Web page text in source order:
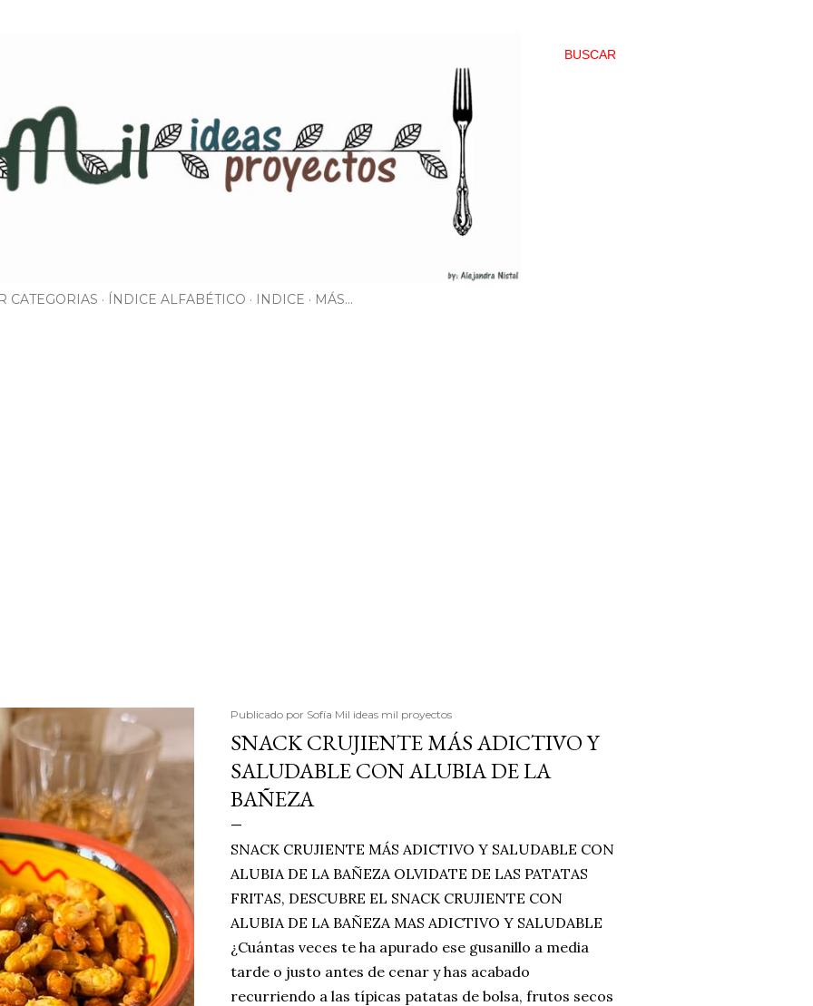
BUSCAR
CATEGORIAS ÍNDICE ALFABÉTICO INDICE MÁS…
Publicado por Sofía Mil ideas mil proyectos
SNACK CRUJIENTE MÁS ADICTIVO Y
SALUDABLE CON ALUBIA DE LA
BAÑEZA
SNACK CRUJIENTE MÁS ADICTIVO Y SALUDABLE CON
ALUBIA DE LA BAÑEZA OLVIDATE DE LAS PATATAS
FRITAS, DESCUBRE EL SNACK CRUJIENTE CON
ALUBIA DE LA BAÑEZA MAS ADICTIVO Y SALUDABLE
¿Cuántas veces te ha apurado ese gusanillo a media
tarde o justo antes de cenar y has acabado
recurriendo a las típicas patatas de bolsa, frutos secos